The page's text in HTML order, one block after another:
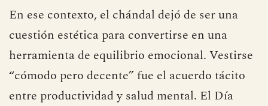
En ese contexto, el chándal dejó de ser una
cuestión estética para convertirse en una
herramienta de equilibrio emocional. Vestirse
“cómodo pero decente” fue el acuerdo tácito
entre productividad y salud mental. El Día